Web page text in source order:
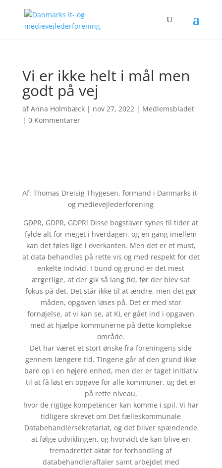
Vi er ikke helt i mål men
godt på vej
afAnna Holmbæck| nov 27, 2022| Medlemsbladet
| 0 Kommentarer
Af: Thomas Dreisig Thygesen, formand i Danmarks it-
og medievejlederforening
GDPR, GDPR, GDPR! Disse bogstaver synes til tider at
fylde alt for meget i hverdagen, og en gang imellem
kan det føles lige i overkanten. Men det er et must,
at data behandles på rette vis og med respekt for det
enkelte individ. I bund og grund er det mest
ærgerlige, at der gik så lang tid, før der blev sat
fokus på det. Det står ikke til at ændre, men det gør
måden, opgaven løses på. Det er med stor
fornøjelse, at vi kan se, at KL er gået ind i opgaven
med at hjælpe kommunerne på dette komplekse
område.
Det har været et stort ønske fra foreningens side
gennem længere tid. Tingene går af den grund ikke
bare op i en højere enhed, men der er taget initiativ
til at få løst en opgave for alle kommuner, og det er
på rette niveau,
hvor de rigtige kompetencer kan komme i spil. Vi har
tidligere skrevet om Det fælleskommunale
Databehandlersekretariat, og det bliver spændende
at følge udviklingen, og hvorvidt de kan blive en
fremadrettet aktør for forhandling af
databehandleraftaler samt arbejdet med